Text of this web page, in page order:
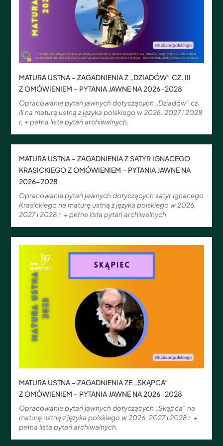
MATURA USTNA – ZAGADNIENIA Z „DZIADÓW” CZ. III
Z OMÓWIENIEM – PYTANIA JAWNE NA 2026-2028
Opracowanie pytań jawnych dotyczących „Dziadów” cz.
III na maturę ustną z języka polskiego w 2026, 2027 i 2028
r. + pełna lista pytań archiwalnych.
MATURA USTNA – ZAGADNIENIA Z SATYR IGNACEGO
KRASICKIEGO Z OMÓWIENIEM – PYTANIA JAWNE NA
2026-2028
Opracowanie pytań jawnych dotyczących satyr Ignacego
Krasickiego na maturę ustną z języka polskiego w 2026,
2027 i 2028 r. + pełna lista pytań archiwalnych.
MATURA USTNA – ZAGADNIENIA ZE „SKĄPCA”
Z OMÓWIENIEM – PYTANIA JAWNE NA 2026-2028
Opracowanie pytań jawnych dotyczących „Skąpca” na
maturę ustną z języka polskiego w 2026, 2027 i 2028 r. +
pełna lista pytań archiwalnych.